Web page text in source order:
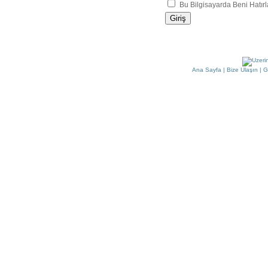
Bu Bilgisayarda Beni
Ana Sayfa | Bize Ulaşın |